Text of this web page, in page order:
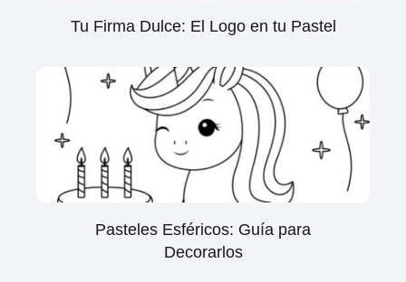
Tu Firma Dulce: El Logo en tu Pastel
Pasteles Esféricos: Guía para
Decorarlos